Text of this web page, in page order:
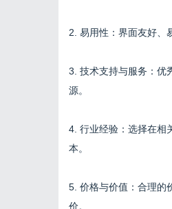
2. 易用性：界面友好、
3. 技术支持与服务：优
源。
4. 行业经验：选择在相
本。
5. 价格与价值：合理的
价。